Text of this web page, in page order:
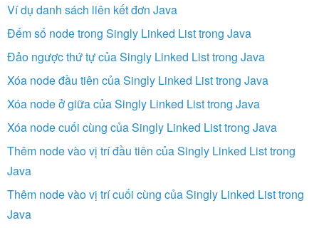
Ví dụ danh sách liên kết đơn Java
Đếm số node trong Singly Linked List trong Java
Đảo ngược thứ tự của Singly Linked List trong Java
Xóa node đầu tiên của Singly Linked List trong Java
Xóa node ở giữa của Singly Linked List trong Java
Xóa node cuối cùng của Singly Linked List trong Java
Thêm node vào vị trí đầu tiên của Singly Linked List trong
Java
Thêm node vào vị trí cuối cùng của Singly Linked List trong
Java